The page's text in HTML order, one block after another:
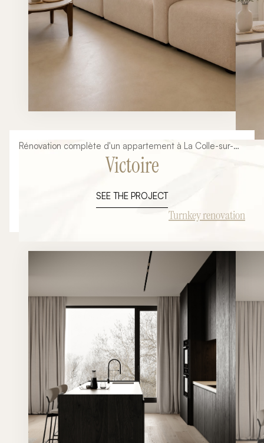
Rénovation complète d'un appartement à La Colle-sur-
Loup : transformation d'un intérieur ancien en un lieu de
vie contemporain, lumineux et fonctionnel. Dans le cadre
consistait à repenser entièrement les espaces,
moderniser les finitions et concevoir une cuisine sur-
mesure parfaitement intégrée à la pièce de vie. L'objectif
intérieur capable de séduire immédiatement ses futurs
Victoire
SEE THE PROJECT
Turnkey renovation